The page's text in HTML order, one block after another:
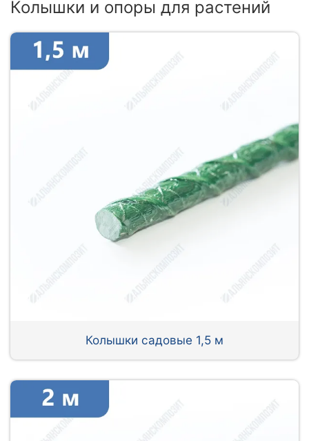
Колышки и опоры для растений
Колышки садовые 1,5 м